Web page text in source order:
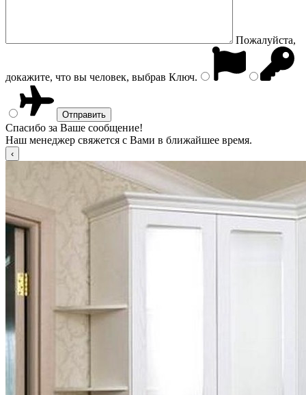
Пожалуйста,
докажите, что вы человек, выбрав Ключ.
Спасибо за Ваше сообщение!
Наш менеджер свяжется с Вами в ближайшее время.